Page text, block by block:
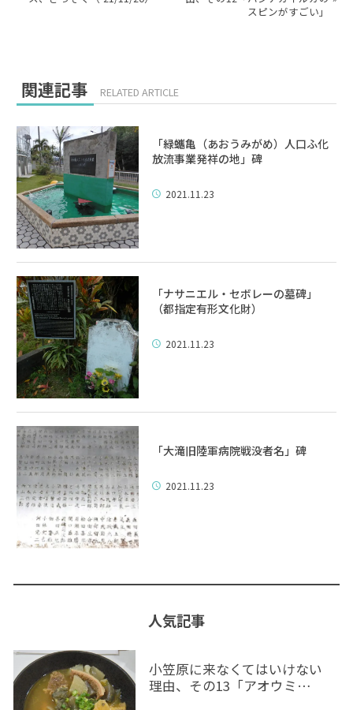
スピンがすごい」
関連記事 RELATED ARTICLE
「緑蠵亀（あおうみがめ）人口ふ化
放流事業発祥の地」碑
2021.11.23
「ナサニエル・セボレーの墓碑」
（都指定有形文化財）
2021.11.23
「大滝旧陸軍病院戦没者名」碑
2021.11.23
人気記事
小笠原に来なくてはいけない
理由、その13「アオウミ…